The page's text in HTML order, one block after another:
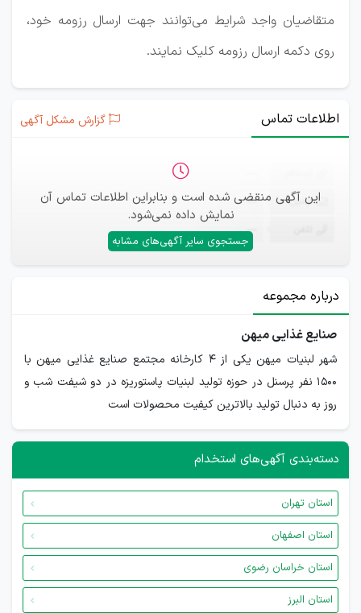
متقاضیان واجد شرایط می‌توانند جهت ارسال رزومه خود،
روی دکمه ارسال رزومه کلیک نمایند.
اطلاعات تماس گزارش مشکل آگهی
این آگهی منقضی شده است و بنابراین اطلاعات تماس آن
نمایش داده نمی‌شود.
جستجوی سایر آگهی‌های مشابه
ایمیل —
—
درباره مجموعه
صنایع غذایی میهن
شهر لبنیات میهن یکی از 4 کارخانه مجتمع صنایع غذایی میهن با
1500 نفر پرسنل در حوزه تولید لبنیات پاستوریزه در دو شیفت شب و
روز به دنبال تولید بالاترین کیفیت محصولات است
دسته‌بندی آگهی‌های استخدام
استان تهران
استان اصفهان
استان خراسان رضوی
استان البرز